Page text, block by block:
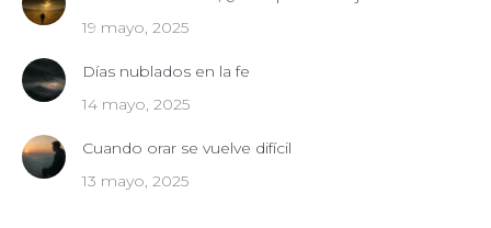
19 mayo, 2025
Días nublados en la fe
14 mayo, 2025
Cuando orar se vuelve difícil
13 mayo, 2025